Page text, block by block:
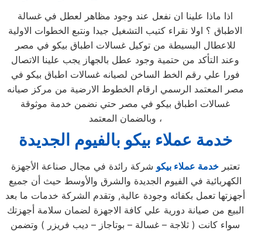
اذا ماذا علينا ان نفعل عند وجود مظاهر لعطل في غسالة
الاطباق ؟ اولا نقراء كتيب التشغيل جيدا ونتبع الخطوات الاولية
للاعطال البسيطة من توكيل غسالات اطباق بيكو في مصر
وعند التأكد من حتمية وجود عطل بالجهاز يجب علينا الاتصال
فورا علي رقم الخط الساخن لصيانه غسالات اطباق بيكو في
مصر المعتمد الرسمي ارقام الخطوط الارضية من مركز صيانه
غسالات اطباق بيكو في مصر حتي نضمن خدمة موثوقة
وبالضمان المعتمد ،
خدمة عملاء بيكو بالفيوم الجديدة
تعتبرخدمة عملاء بيكو شركة رائدة في مجال صناعة الأجهزة
الكهربائية في الفيوم الجديدة والشرق والأوسط حيث أن جميع
أجهزتها تعمل بكفائه وجودة عالية, وتقدم الشركة خدمات ما بعد
البيع من صيانة دورية علي كافة الاجهزة لضمان سلامة أجهزتك
سواء كانت ( ثلاجة – غسالة – بوتاجاز – ديب فريزر ) وتضمن